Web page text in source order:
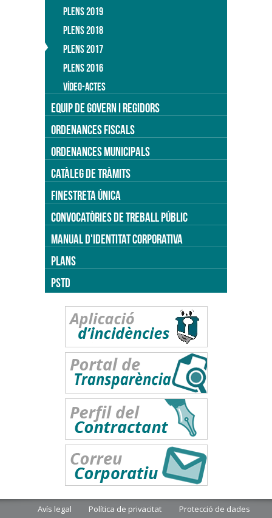
PLENS 2019
PLENS 2018
PLENS 2017
PLENS 2016
VÍDEO-ACTES
EQUIP DE GOVERN I REGIDORS
ORDENANCES FISCALS
ORDENANCES MUNICIPALS
CATÀLEG DE TRÀMITS
FINESTRETA ÚNICA
CONVOCATÒRIES DE TREBALL PÚBLIC
MANUAL D'IDENTITAT CORPORATIVA
PLANS
PSTD
Avís legal Política de privacitat Protecció de dades